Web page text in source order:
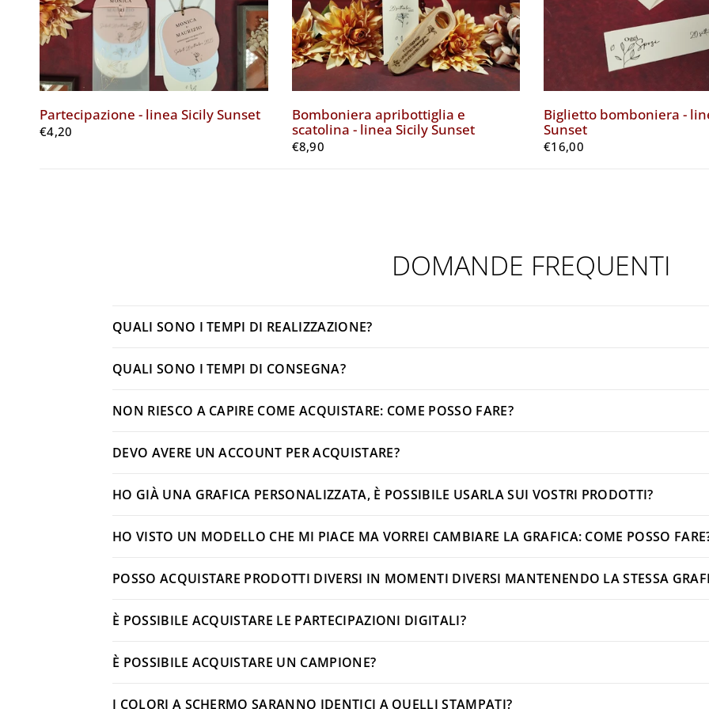
Partecipazione - linea Sicily Sunset
€4,20
Bomboniera apribottiglia e
scatolina - linea Sicily Sunset
€8,90
Biglietto bomboniera -
Sunset
€16,00
DOMANDE FREQUENTI
QUALI SONO I TEMPI DI REALIZZAZIONE?
QUALI SONO I TEMPI DI CONSEGNA?
NON RIESCO A CAPIRE COME ACQUISTARE: COME POSSO FARE?
DEVO AVERE UN ACCOUNT PER ACQUISTARE?
HO GIÀ UNA GRAFICA PERSONALIZZATA, È POSSIBILE USARLA SUI VOSTRI PRODOTTI?
HO VISTO UN MODELLO CHE MI PIACE MA VORREI CAMBIARE LA GRAFICA: COME POSSO
POSSO ACQUISTARE PRODOTTI DIVERSI IN MOMENTI DIVERSI MANTENENDO LA STESSA
È POSSIBILE ACQUISTARE LE PARTECIPAZIONI DIGITALI?
È POSSIBILE ACQUISTARE UN CAMPIONE?
I COLORI A SCHERMO SARANNO IDENTICI A QUELLI STAMPATI?